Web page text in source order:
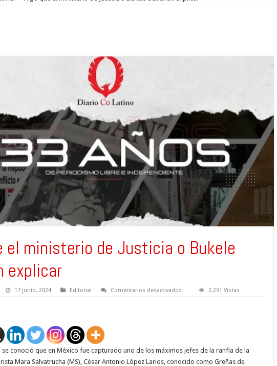
el ministerio de Justicia o Bukele
explicar
17 junio, 2024 Editorial Comentarios desactivadosen
deberían
explicar
2,291 Vistas
se conoció que en México fue capturado uno de los máximos jefes de la ranfla de la
Mara Salvatrucha (MS), César Antonio López Larios, conocido como Greñas de